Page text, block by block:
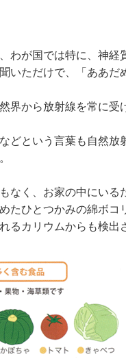
わが国では特に、神
いただけで、「ああだ
界から放射線を常に受
どという言葉も自然
なく、お家の中にい
たひとつかみの綿ボコ
るカリウムからも検出